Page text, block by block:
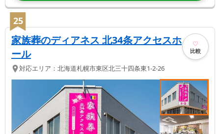
25
家族葬のディアネス 北34条アクセスホ
ール
対応エリア： 北海道札幌市東区北三十四条東1-2-26
比較